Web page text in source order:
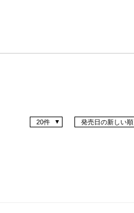
発売日の新しい順
20件